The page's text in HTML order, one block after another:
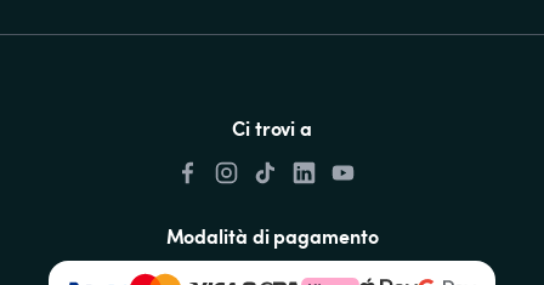
Ci trovi a
Modalità di pagamento